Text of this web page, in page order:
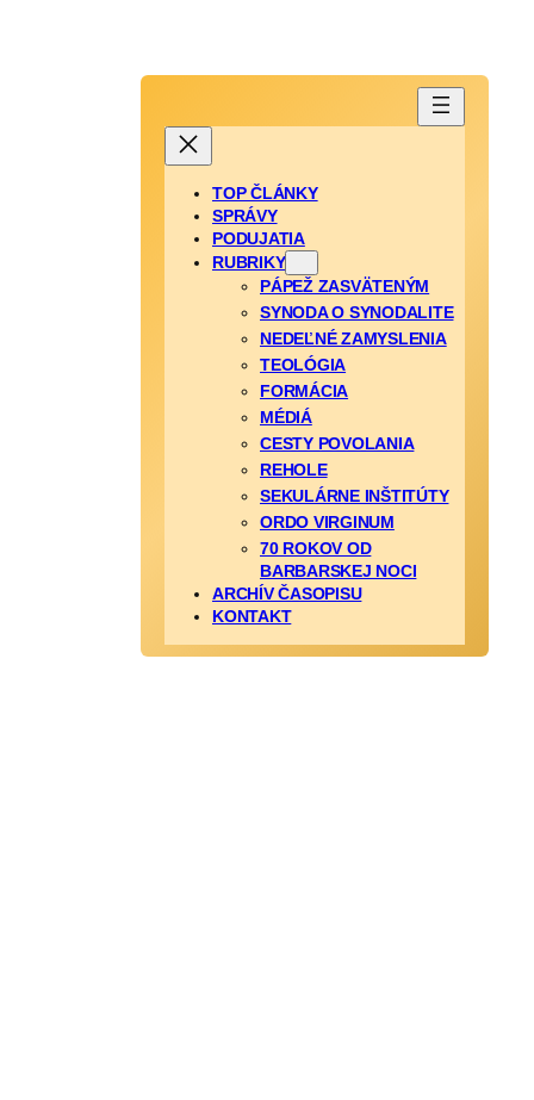
TOP ČLÁNKY
SPRÁVY
PODUJATIA
RUBRIKY
PÁPEŽ ZASVÄTENÝM
SYNODA O SYNODALITE
NEDEĽNÉ ZAMYSLENIA
TEOLÓGIA
FORMÁCIA
MÉDIÁ
CESTY POVOLANIA
REHOLE
SEKULÁRNE INŠTITÚTY
ORDO VIRGINUM
70 ROKOV OD
BARBARSKEJ NOCI
ARCHÍV ČASOPISU
KONTAKT